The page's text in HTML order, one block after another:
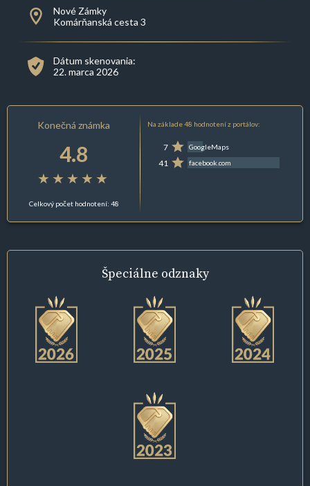
Nové Zámky
Komárňanská cesta 3
Dátum skenovania:
22. marca 2026
Konečná známka
4.8
Celkový počet hodnotení: 48
Na základe 48 hodnotení z portálov:
7 GoogleMaps
41 facebook.com
Špeciálne odznaky